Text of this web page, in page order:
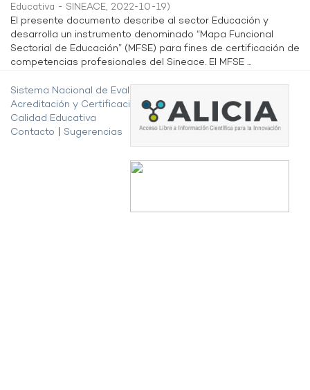
Educativa - SINEACE, 2022-10-19)
El presente documento describe al sector Educación y
desarrolla un instrumento denominado “Mapa Funcional
Sectorial de Educación” (MFSE) para fines de certificación de
competencias profesionales del Sineace. El MFSE ...
Sistema Nacional de Evaluación,
Acreditación y Certificación de la
Calidad Educativa
Contacto
Sugerencias